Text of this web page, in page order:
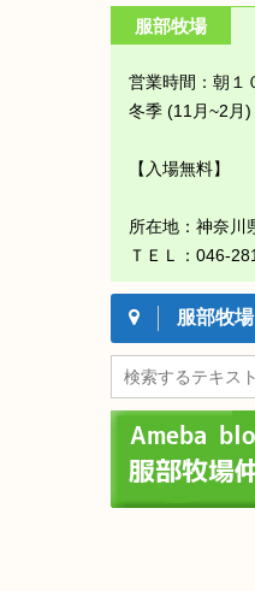
服部牧場
営業時間：朝１
冬季 (11月~2月
【入場無料】
所在地：神奈川
ＴＥＬ：046-
服部牧